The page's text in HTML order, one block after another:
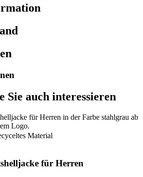
Sie auch interessieren
Material
für Herren